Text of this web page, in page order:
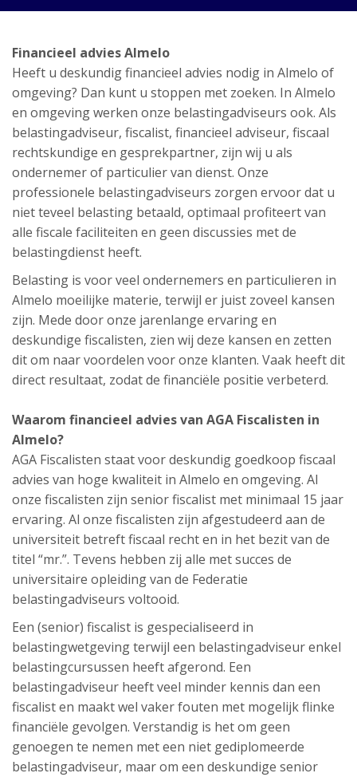
Financieel advies Almelo
Heeft u deskundig financieel advies nodig in Almelo of
omgeving? Dan kunt u stoppen met zoeken. In Almelo
en omgeving werken onze belastingadviseurs ook. Als
belastingadviseur, fiscalist, financieel adviseur, fiscaal
rechtskundige en gesprekpartner, zijn wij u als
ondernemer of particulier van dienst. Onze
professionele belastingadviseurs zorgen ervoor dat u
niet teveel belasting betaald, optimaal profiteert van
alle fiscale faciliteiten en geen discussies met de
belastingdienst heeft.
Belasting is voor veel ondernemers en particulieren in
Almelo moeilijke materie, terwijl er juist zoveel kansen
zijn. Mede door onze jarenlange ervaring en
deskundige fiscalisten, zien wij deze kansen en zetten
dit om naar voordelen voor onze klanten. Vaak heeft dit
direct resultaat, zodat de financiële positie verbeterd.
Waarom financieel advies van AGA Fiscalisten in
Almelo?
AGA Fiscalisten staat voor deskundig goedkoop fiscaal
advies van hoge kwaliteit in Almelo en omgeving. Al
onze fiscalisten zijn senior fiscalist met minimaal 15 jaar
ervaring. Al onze fiscalisten zijn afgestudeerd aan de
universiteit betreft fiscaal recht en in het bezit van de
titel “mr.”. Tevens hebben zij alle met succes de
universitaire opleiding van de Federatie
belastingadviseurs voltooid.
Een (senior) fiscalist is gespecialiseerd in
belastingwetgeving terwijl een belastingadviseur enkel
belastingcursussen heeft afgerond. Een
belastingadviseur heeft veel minder kennis dan een
fiscalist en maakt wel vaker fouten met mogelijk flinke
financiële gevolgen. Verstandig is het om geen
genoegen te nemen met een niet gediplomeerde
belastingadviseur, maar om een deskundige senior